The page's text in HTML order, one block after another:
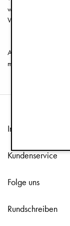
widerrufen Sie
Widerrufsrecht zusteht.
AGB erstellt mit dem
mit Wilde Beuger
Information
Kundenservice
Folge uns
Rundschreiben